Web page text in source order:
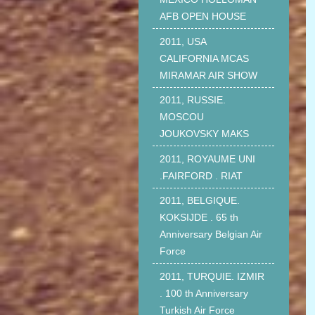
AFB OPEN HOUSE
2011, USA
CALIFORNIA MCAS
MIRAMAR AIR SHOW
2011, RUSSIE.
MOSCOU
JOUKOVSKY MAKS
2011, ROYAUME UNI
.FAIRFORD . RIAT
2011, BELGIQUE.
KOKSIJDE . 65 th
Anniversary Belgian Air
Force
2011, TURQUIE. IZMIR
. 100 th Anniversary
Turkish Air Force